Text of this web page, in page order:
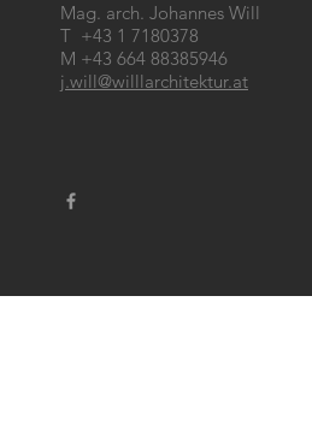
Mag. arch. Johannes Will
T +43 1 7180378
M +43 664 88385946
j.will@willlarchitektur.at